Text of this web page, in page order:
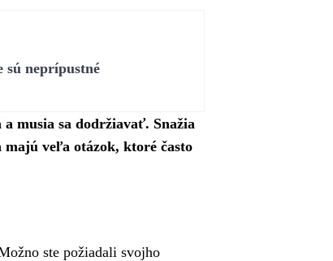
sú neprípustné
musia sa dodržiavať. Snažia
veľa otázok, ktoré často
ste požiadali svojho